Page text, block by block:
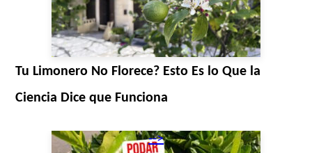
Tu Limonero No Florece? Esto Es lo Que la
Ciencia Dice que Funciona
-->